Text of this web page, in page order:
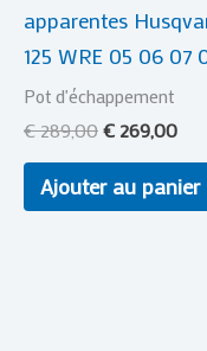
apparentes
125 WRE 05 06 07
Pot d'échappement
€289,00€ 269,00
Ajouter au panier